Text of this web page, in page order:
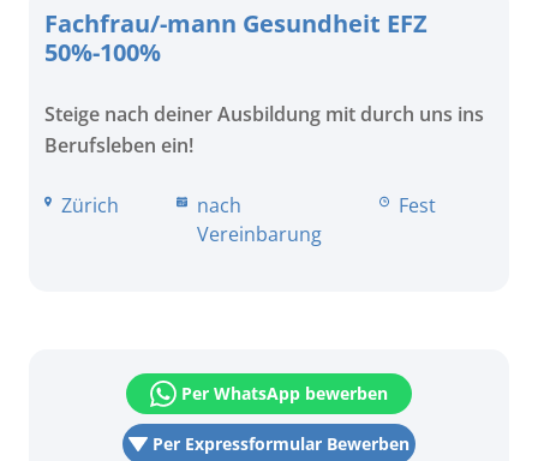
Fachfrau/-mann Gesundheit EFZ
50%-100%
Steige nach deiner Ausbildung mit durch uns ins
Berufsleben ein!
Zürich
nach
Vereinbarung
Fest
Per Expressformular Bewerben
Per WhatsApp bewerben